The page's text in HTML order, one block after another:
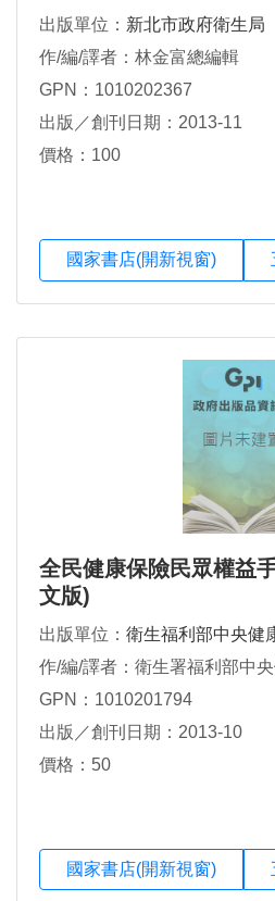
出版單位： 新北市政府衛生局
作/編/譯者：林金富總編輯
GPN：1010202367
出版／創刊日期：2013-11
價格：100
國家書店(開新視窗)
全民健康保險民眾權益
文版)
出版單位： 衛生福利部中央健
作/編/譯者：衛生署福利部中
GPN：1010201794
出版／創刊日期：2013-10
價格：50
國家書店(開新視窗)